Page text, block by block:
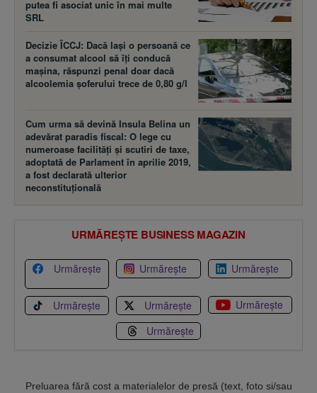
putea fi asociat unic în mai multe
SRL
Decizie ÎCCJ: Dacă laşi o persoană ce
a consumat alcool să îţi conducă
maşina, răspunzi penal doar dacă
alcoolemia şoferului trece de 0,80 g/l
Cum urma să devină Insula Belina un
adevărat paradis fiscal: O lege cu
numeroase facilităţi şi scutiri de taxe,
adoptată de Parlament în aprilie 2019,
a fost declarată ulterior
neconstituţională
URMĂREȘTE BUSINESS MAGAZIN
Urmărește Urmărește Urmărește
Urmărește Urmărește
Urmărește
Urmărește
Preluarea fără cost a materialelor de presă (text, foto si/sau